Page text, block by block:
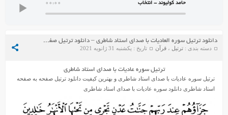
00:00 حامد کولیوند - انتخاب
دانلود ترتیل سوره العادیات با صدای استاد شاطری – دانلود ترتیل صفحه به صفحه استاد شاطری
دسته بندی :ترتیل ،قرآن تاریخ : یکشنبه 31 ژانویه 2021
ترتیل سوره عادیات با صدای استاد شاطری
ترتیل سوره عادیات با صدای استاد شاطری و بهترین کیفیت دانلود ترتیل صفحه به صفحه
استاد شاطری دانلود سوره عادیات با صدای استاد شاطری